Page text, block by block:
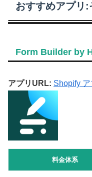
おすすめアプリ:
Form Builder by
アプリURL: Shopify
料金体系